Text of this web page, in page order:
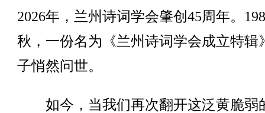
2026年，兰州诗词学会肇创45周年。
秋，一份名为《兰州诗词学会成立特辑
子悄然问世。
如今，当我们再次翻开这泛黄脆弱